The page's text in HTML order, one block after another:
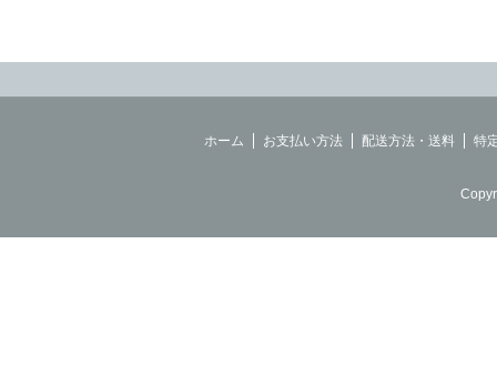
ホーム お支払い方法 配送方法・送料 特